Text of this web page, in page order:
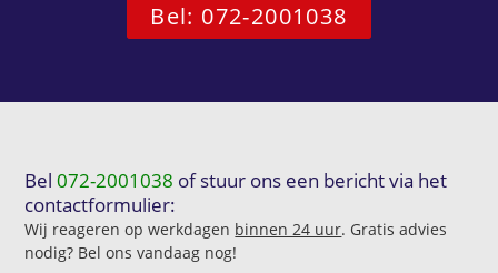
Bel: 072-2001038
Bel072-2001038 of stuur ons een bericht via het
contactformulier:
Wij reageren op werkdagen binnen 24 uur. Gratis advies
nodig? Bel ons vandaag nog!